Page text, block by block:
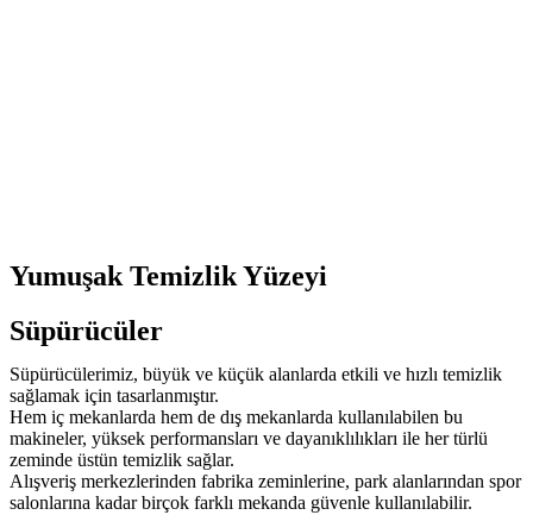
Yumuşak Temizlik Yüzeyi
Süpürücüler
Süpürücülerimiz, büyük ve küçük alanlarda etkili ve hızlı temizlik
sağlamak için tasarlanmıştır.
Hem iç mekanlarda hem de dış mekanlarda kullanılabilen bu
makineler, yüksek performansları ve dayanıklılıkları ile her türlü
zeminde üstün temizlik sağlar.
Alışveriş merkezlerinden fabrika zeminlerine, park alanlarından spor
salonlarına kadar birçok farklı mekanda güvenle kullanılabilir.